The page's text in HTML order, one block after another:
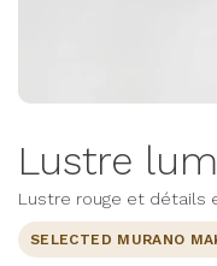
Lustre
Lustre rouge et détails
SELECTED MURANO